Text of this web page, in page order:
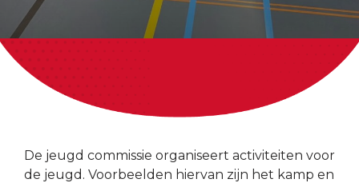
De jeugd commissie organiseert activiteiten voor
de jeugd. Voorbeelden hiervan zijn het kamp en